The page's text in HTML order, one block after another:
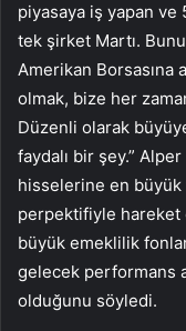
piyasaya iş yapan ve
tek şirket Martı.
Amerikan Borsasına
olmak, bize her
Düzenli olarak
faydalı bir şey.”
hisselerine en büyük
perpektifiyle hareket
büyük emeklilik
gelecek performans
olduğunu söyledi.